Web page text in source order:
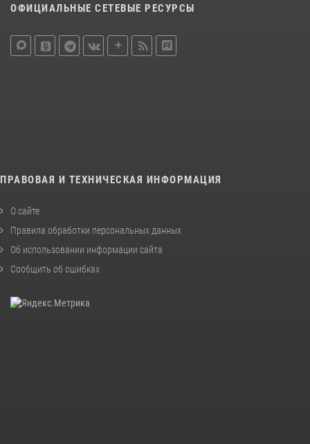
ОФИЦИАЛЬНЫЕ СЕТЕВЫЕ РЕСУРСЫ
ПРАВОВАЯ И ТЕХНИЧЕСКАЯ ИНФОРМАЦИЯ
О сайте
Правила обработки персональных данных
Об использовании информации сайта
Сообщить об ошибках